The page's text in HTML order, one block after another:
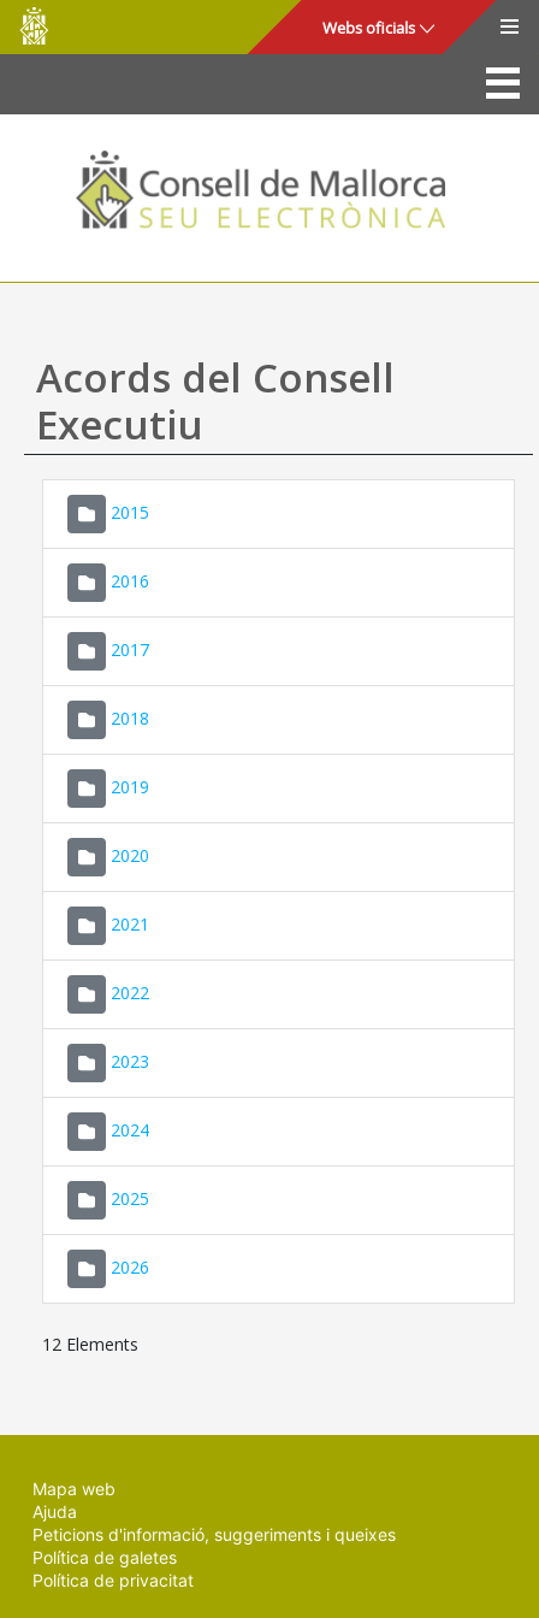
Salta al contingut principal
Consell
de
Mallorca
Webs oficials
La Seu
Consell de Mallorca
Accés i seguretat
Utilitats
Ajuda
Acords del Consell
Executiu
2015
2016
2017
2018
2019
2020
2021
2022
2023
2024
2025
2026
12 Elements
Mapa web
Ajuda
Peticions d'informació, suggeriments i queixes
Política de galetes
Política de privacitat